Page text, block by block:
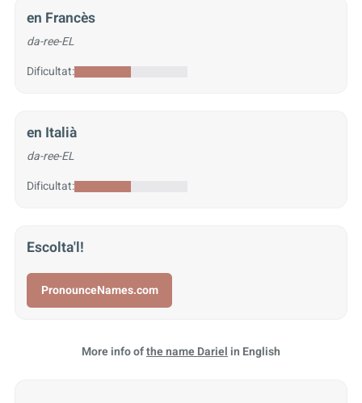
en Francès
da-ree-EL
Dificultat:
en Italià
da-ree-EL
Dificultat:
Escolta'l!
PronounceNames.com
More info ofthe name Darielin English